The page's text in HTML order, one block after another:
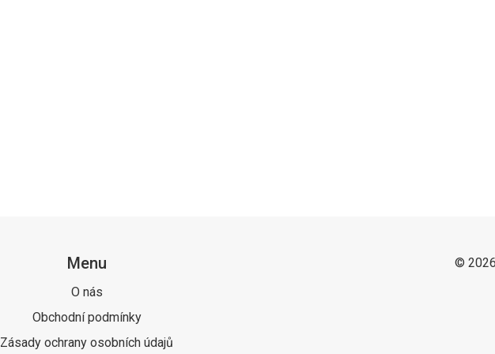
Menu
O nás
Obchodní podmínky
Zásady ochrany osobních údajů
©